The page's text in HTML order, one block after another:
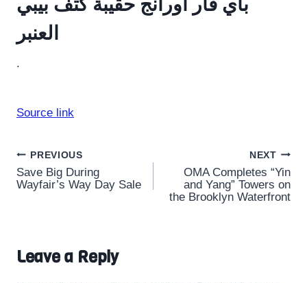
العنبر
.
Source link
Post
navigation
PREVIOUS
Save Big During
Wayfair’s Way Day Sale
NEXT
OMA Completes “Yin
and Yang” Towers on
the Brooklyn Waterfront
Leave a Reply